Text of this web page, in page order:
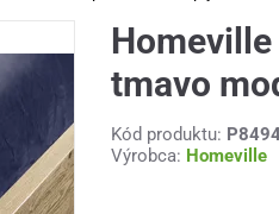
tmavo
Kód produktu:
Výrobca: Homeville